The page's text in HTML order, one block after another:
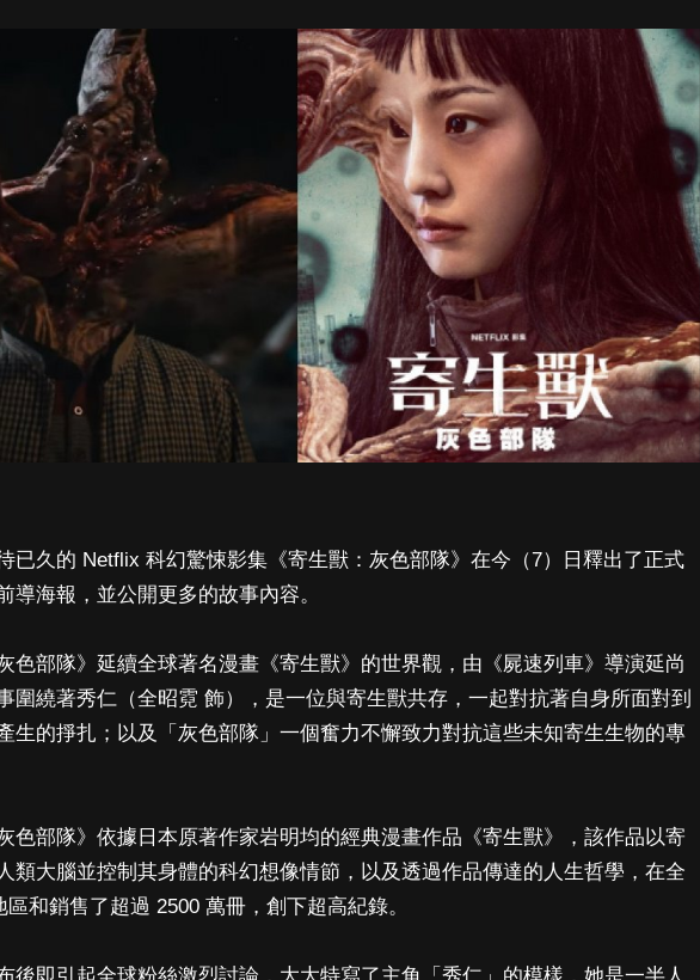
已久的 Netflix 科幻驚悚影集《寄生獸：灰色部隊》在今（7）日釋出了正式
導海報，並公開更多的故事內容。
色部隊》延續全球著名漫畫《寄生獸》的世界觀，由《屍速列車》導演延尚
圍繞著秀仁（全昭霓 飾），是一位與寄生獸共存，一起對抗著自身所面對到
生的掙扎；以及「灰色部隊」一個奮力不懈致力對抗這些未知寄生生物的專
色部隊》依據日本原著作家岩明均的經典漫畫作品《寄生獸》，該作品以寄
類大腦並控制其身體的科幻想像情節，以及透過作品傳達的人生哲學，在全
和銷售了超過 2500 萬冊，創下超高紀錄。